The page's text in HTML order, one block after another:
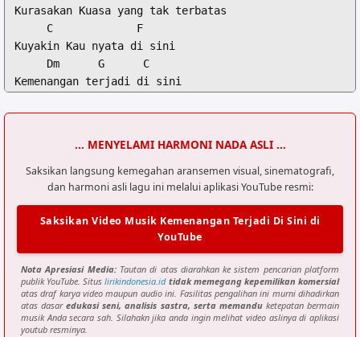
Kurasakan Kuasa yang tak terbatas
     C             F
Kuyakin Kau nyata di sini
     Dm      G      C
Kemenangan terjadi di sini
[Interlude Musik Band]
C               F
Kumenyembah dalam kudus hadiratMu
Am              F
Hampiri tahta kasih karuniaMu Bapa
Kekuatanku hanya dalam HadiratMu
Am              G
Yesusku hanya Kaulah segalanya
     C             F
... MENYELAMI HARMONI NADA ASLI ...
Saksikan langsung kemegahan aransemen visual, sinematografi,
dan harmoni asli lagu ini melalui aplikasi YouTube resmi:
Saksikan Video Musik Kemenangan Terjadi Di Sini di
YouTube
Nota Apresiasi Media:Tautan di atas diarahkan ke sistem pencarian platform
publik YouTube. Situslirikindonesia.id tidak memegang kepemilikan komersial
atas draf karya video maupun audio ini. Fasilitas pengalihan ini murni dihadirkan
atas dasaredukasi seni, analisis sastra, serta memanduketepatan bermain
musik Anda secara sah. Silahakn jika anda ingin melihat video aslinya di aplikasi
youtub resminya.